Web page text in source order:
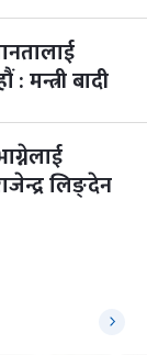
: मन्त्री बादी
लिङ्देन